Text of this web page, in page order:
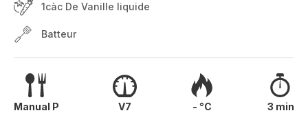
1càc De Vanille liquide
Batteur
Manual P V7 - °C 3 min